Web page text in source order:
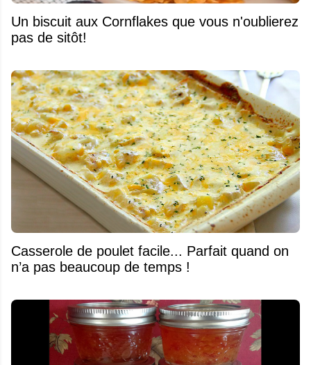
Un biscuit aux Cornflakes que vous n'oublierez
pas de sitôt!
Casserole de poulet facile... Parfait quand on
n’a pas beaucoup de temps !